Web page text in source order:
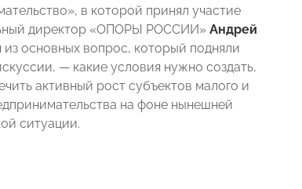
в которой принял участие
директор «ОПОРЫ РОССИИ» Андрей
из основных вопрос, который подняли
— какие условия нужно создать,
активный рост субъектов малого и
на фоне нынешней
ситуации.